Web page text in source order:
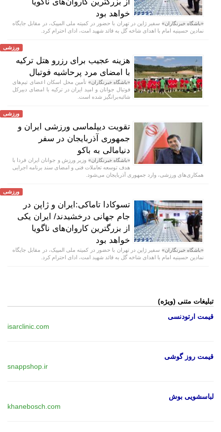
خواهد بود
«باشگاه خبرنگاران» سفیر ژاپن در تهران با حضور در کمیته ملی المپیک، در مقابل جایگاه
نمادین حسینیه امام با اهدای شاخه گل به قائد شهید امت، ادای احترام کرد.
ورزشی
هزینه عجیب برای رزرو هتل ترکیه
با امضای مرد پرحاشیه فوتبال
«باشگاه خبرنگاران» تأمین محل اسکان اعضای تیم‌های
فوتبال جوانان و امید ایران در ترکیه با امضای دبیرکل
شائبه‌برانگیز شده است.
ورزشی
تقویت دیپلماسی ورزشی ایران و
جمهوری آذربایجان در سفر
دنیامالی به باکو
«باشگاه خبرنگاران» وزیر ورزش و جوانان ایران فردا با
هدف توسعه تعاملات فنی و امضای سند برنامه اجرایی
همکاری‌های ورزشی، وارد جمهوری آذربایجان می‌شود.
ورزشی
تسوکادا تاماکی:ایران و ژاپن در
جام جهانی درخشیدند/ ایران یکی
از بزرگترین کاروان‌های ناگویا
خواهد بود
«باشگاه خبرنگاران» سفیر ژاپن در تهران با حضور در کمیته ملی المپیک، در مقابل جایگاه
نمادین حسینیه امام با اهدای شاخه گل به قائد شهید امت، ادای احترام کرد.
تبلیغات متنی (ویژه)
قیمت ارتودنسی
isarclinic.com
قیمت روز گوشی
snappshop.ir
لباسشویی بوش
khanebosch.com